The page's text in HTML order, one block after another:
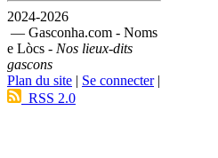
2024-2026
— Gasconha.com - Noms
e Lòcs - Nos lieux-dits
gascons
Plan du site | Se connecter|
RSS 2.0